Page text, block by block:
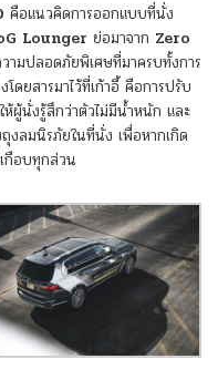
คือแนวคิดการออกแบบที่นั่ง
Lounger ย่อมาจาก Zero
ามปลอดภัยพิเศษที่มาครบทั้งการ
ดยสารมาไว้ที่เก้าอี้ คือการปรับ
ผู้นั่งรู้สึกว่าตัวไม่มีน้ำหนัก และ
งลมนิรภัยในที่นั่ง เพื่อหากเกิด
กือบทุกส่วน